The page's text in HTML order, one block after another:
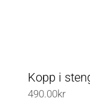
Kopp i
490.00kr